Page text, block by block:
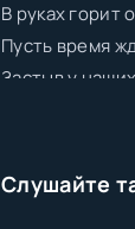
В руках горит
Пусть время
Застыв у
Слушайте